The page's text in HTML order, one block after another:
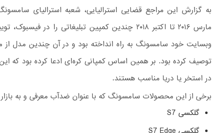
به گزارش این مراجع قضایی استرالیایی، شعبه استرالیای
مارس ۲۰۱۶ تا اکتبر ۲۰۱۸ چندین کمپین تبلیغاتی را در
وبسایت خود سامسونگ به راه انداخته بود و در آن چندین مدل
توصیف کرده بود. بر همین اساس کمپانی کره‌ای ادعا کرده بود که
در استخر یا دریا مناسب هستند.
برخی از این محصولات سامسونگ که با عنوان ضدآب معرفی و به بازار
گلکسی S7